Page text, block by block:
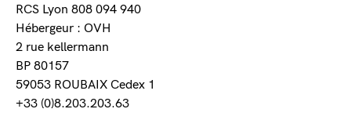
RCS Lyon 808 094 940
Hébergeur : OVH
2 rue kellermann
BP 80157
59053 ROUBAIX Cedex 1
+33 (0)8.203.203.63